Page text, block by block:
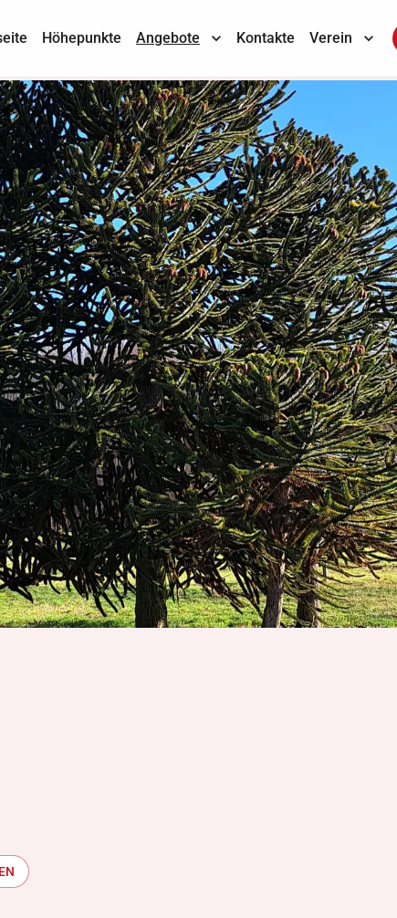
Höhepunkte Angebote Kontakte Verein